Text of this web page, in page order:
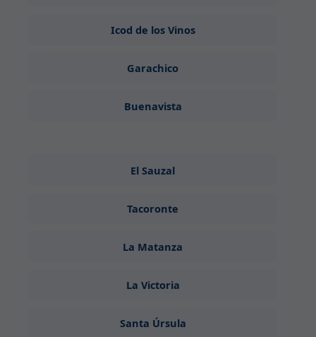
Icod de los Vinos
Garachico
Buenavista
El Sauzal
Tacoronte
La Matanza
La Victoria
Santa Úrsula